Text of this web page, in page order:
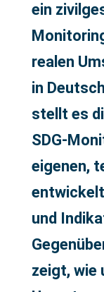
ein
realen
in
stellt es
SDG-
eigenen,
und
zeigt, wie